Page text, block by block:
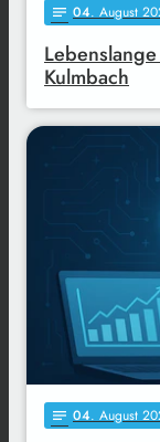
notes 04. August
Kulmbach
notes 04. August